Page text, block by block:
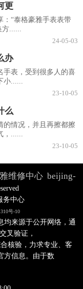
更
：“泰格豪雅手表表带
......
24-05-03
办
手表，受到很多人的喜
小......
23-10-05
么
的情况，并且再擦都擦
，......
23-10-05
维修中心 beijing-
务中心
号-10
均来源于公开网络，通
叉验证，
核验，力求专业、客
方信息。由于数